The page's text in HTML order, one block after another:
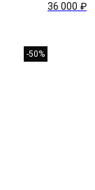
36 000 ₽
-50%